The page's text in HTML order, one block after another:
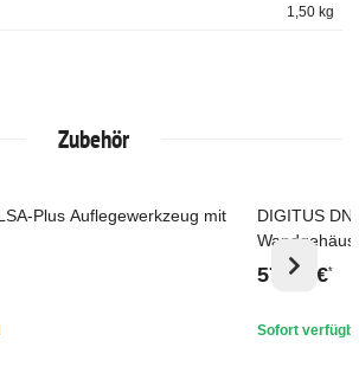
1,50 kg
Zubehör
Plus Auflegewerkzeug mit
Top
DIGITUS
7035)
57,46 €*
Sofort